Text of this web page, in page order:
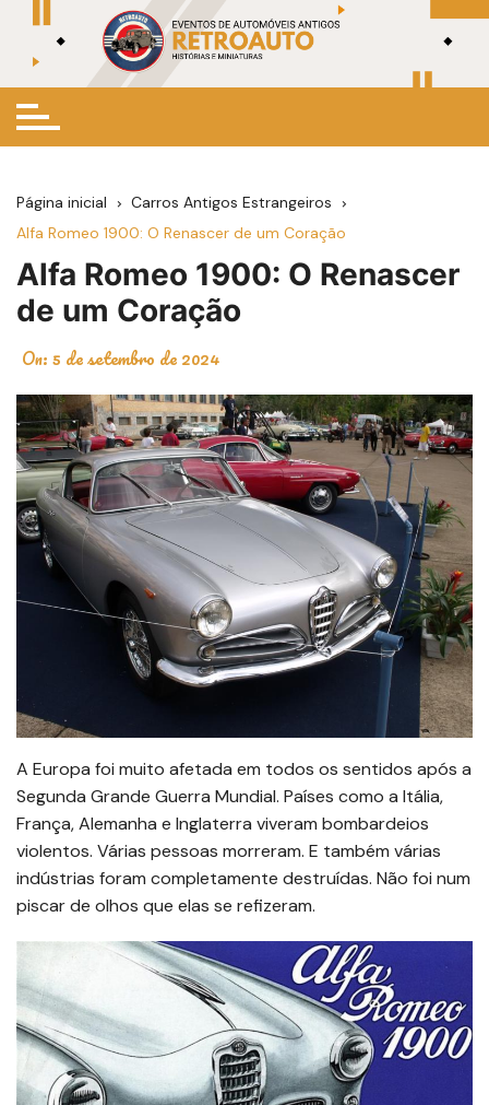
conteúdo
Página inicial
Carros Antigos Estrangeiros
Alfa Romeo 1900: O Renascer de um Coração
Alfa Romeo 1900: O Renascer
de um Coração
On:5 de setembro de 2024
A Europa foi muito afetada em todos os sentidos após a
Segunda Grande Guerra Mundial. Países como a Itália,
França, Alemanha e Inglaterra viveram bombardeios
violentos. Várias pessoas morreram. E também várias
indústrias foram completamente destruídas. Não foi num
piscar de olhos que elas se refizeram.